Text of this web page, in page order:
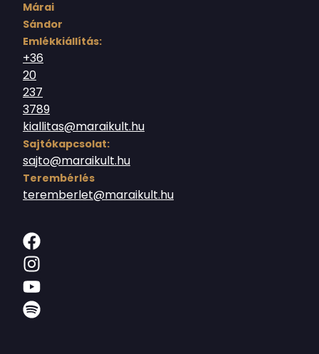
Márai
Sándor
Emlékkiállítás:
+36
20
237
3789
kiallitas@maraikult.hu
Sajtókapcsolat:
sajto@maraikult.hu
Terembérlés
teremberlet@maraikult.hu